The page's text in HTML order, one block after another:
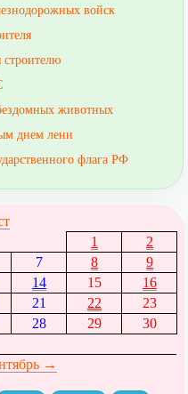
войск
строителю
животных
днем лени
флага РФ
1
2
7 8
9
14 15
16
21 22
23
28 29
30
→